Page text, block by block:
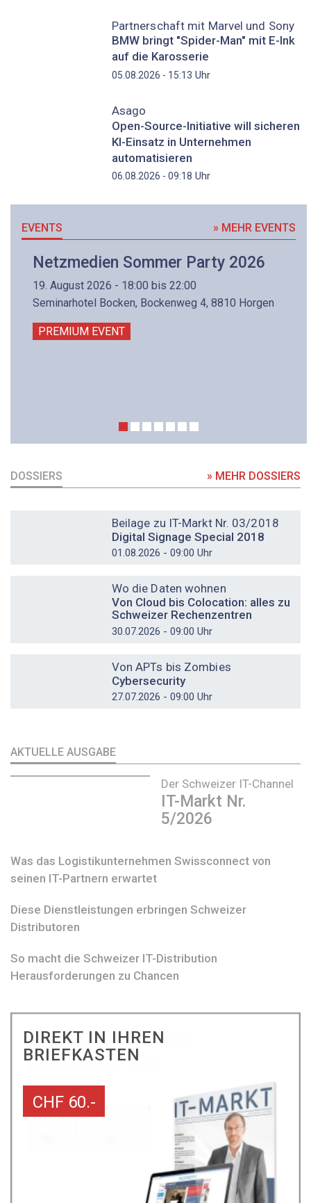
Partnerschaft mit Marvel und Sony
BMW bringt "Spider-Man" mit E-Ink
auf die Karosserie
05.08.2026 - 15:13 Uhr
Asago
Open-Source-Initiative will sicheren
KI-Einsatz in Unternehmen
automatisieren
06.08.2026 - 09:18 Uhr
EVENTS » MEHR EVENTS
Netzmedien Sommer Party 2026
19. August 2026 - 18:00 bis 22:00
Seminarhotel Bocken, Bockenweg 4, 8810 Horgen
PREMIUM EVENT
DOSSIERS » MEHR DOSSIERS
Beilage zu IT-Markt Nr. 03/2018
Digital Signage Special 2018
01.08.2026 - 09:00 Uhr
Wo die Daten wohnen
Von Cloud bis Colocation: alles zu
Schweizer Rechenzentren
30.07.2026 - 09:00 Uhr
Von APTs bis Zombies
Cybersecurity
27.07.2026 - 09:00 Uhr
AKTUELLE AUSGABE
Der Schweizer IT-Channel
IT-Markt Nr.
5/2026
Was das Logistikunternehmen Swissconnect von
seinen IT-Partnern erwartet
Diese Dienstleistungen erbringen Schweizer
Distributoren
So macht die Schweizer IT-Distribution
Herausforderungen zu Chancen
DIREKT IN IHREN
BRIEFKASTEN
CHF 60.-